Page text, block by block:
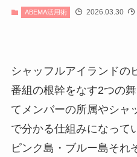
ABEMA活用術 2026.03.30
シャッフルアイランドの
番組の根幹をなす2つの
てメンバーの所属やシャ
で分かる仕組みになって
ピンク島・ブルー島それ